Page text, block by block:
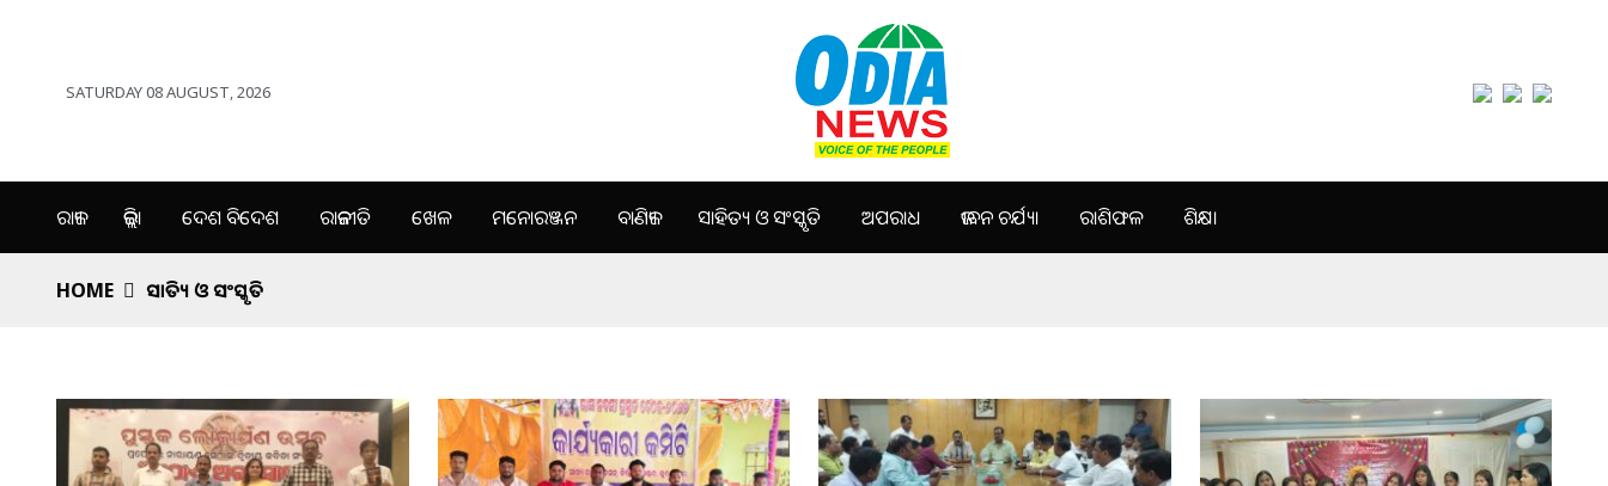
SATURDAY 08 AUGUST, 2026
ରାଜ୍ୟ ଜିଲ୍ଲା ଦେଶ ବିଦେଶ ରାଜନୀତି ଖେଳ ମନୋରଞ୍ଜନ ବାଣିଜ୍ୟ ସାହିତ୍ୟ ଓ ସଂସ୍କୃତି ଅପରାଧ ଜୀବନ ଚର୍ଯ୍ୟା ରାଶିଫଳ ଶିକ୍ଷା
HOME ସାହିତ୍ୟ ଓ ସଂସ୍କୃତି